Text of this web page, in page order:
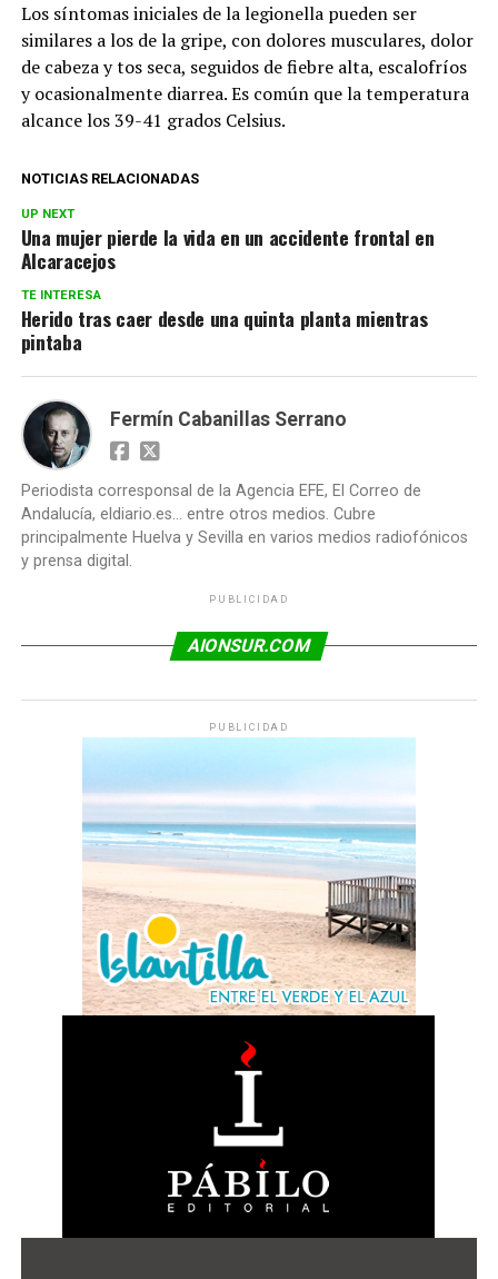
Los síntomas iniciales de la legionella pueden ser
similares a los de la gripe, con dolores musculares, dolor
de cabeza y tos seca, seguidos de fiebre alta, escalofríos
y ocasionalmente diarrea. Es común que la temperatura
alcance los 39-41 grados Celsius.
NOTICIAS RELACIONADAS
UP NEXT
Una mujer pierde la vida en un accidente frontal en
Alcaracejos
TE INTERESA
Herido tras caer desde una quinta planta mientras
pintaba
Fermín Cabanillas Serrano
Periodista corresponsal de la Agencia EFE, El Correo de
Andalucía, eldiario.es... entre otros medios. Cubre
principalmente Huelva y Sevilla en varios medios radiofónicos
y prensa digital.
PUBLICIDAD
AIONSUR.COM
PUBLICIDAD